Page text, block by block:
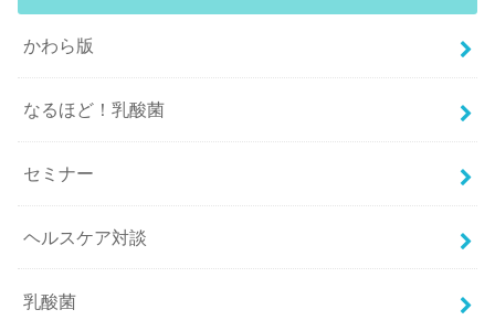
かわら版
なるほど！乳酸菌
セミナー
ヘルスケア対談
乳酸菌